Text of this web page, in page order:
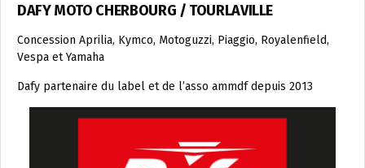
DAFY MOTO CHERBOURG / TOURLAVILLE
Concession Aprilia, Kymco, Motoguzzi, Piaggio, Royalenfield,
Vespa et Yamaha
Dafy partenaire du label et de l’asso ammdf depuis 2013